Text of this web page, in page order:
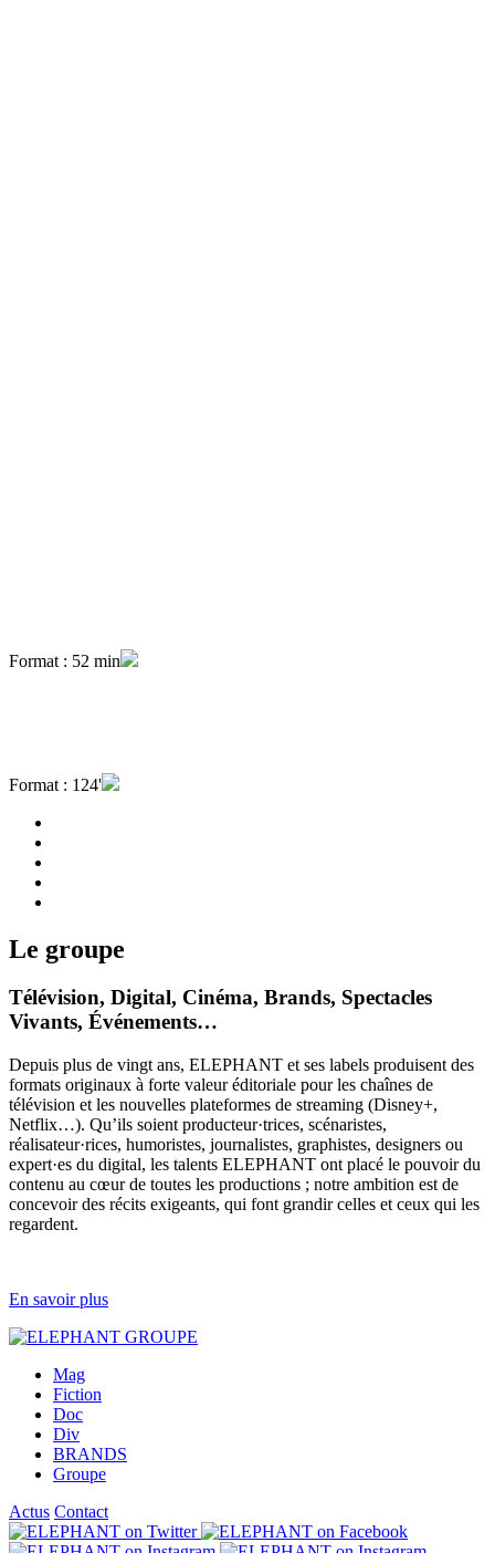
Format : 52 min
Format : 124'
Le groupe
Télévision, Digital, Cinéma, Brands, Spectacles
Vivants, Événements…
Depuis plus de vingt ans, ELEPHANT et ses labels produisent des
formats originaux à forte valeur éditoriale pour les chaînes de
télévision et les nouvelles plateformes de streaming (Disney+,
Netflix…). Qu’ils soient producteur·trices, scénaristes,
réalisateur·rices, humoristes, journalistes, graphistes, designers ou
expert·es du digital, les talents ELEPHANT ont placé le pouvoir du
contenu au cœur de toutes les productions ; notre ambition est de
concevoir des récits exigeants, qui font grandir celles et ceux qui les
regardent.
En savoir plus
Mag
Fiction
Doc
Div
BRANDS
Groupe
Actus Contact